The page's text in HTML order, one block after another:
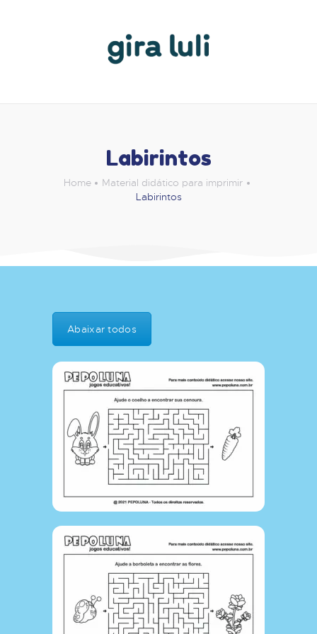
Labirintos
Home
Material didático para imprimir
Labirintos
Abaixar todos